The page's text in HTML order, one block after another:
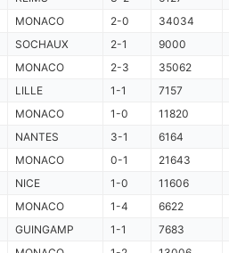
MONACO 2-0
34034
SOCHAUX 2-1
9000
MONACO 2-3
35062
LILLE 1-1
7157
MONACO 1-0 11820
NANTES 3-1
6164
MONACO 0-1
21643
NICE 1-0
11606
MONACO 1-4
6622
GUINGAMP 1-1
7683